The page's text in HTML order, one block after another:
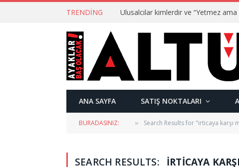
TRENDING
ANA SAYFA SATIŞ NOKTALARI
BURADASINIZ: » Search Results for "irticaya karşı
SEARCH RESULTS: IRTICAYA